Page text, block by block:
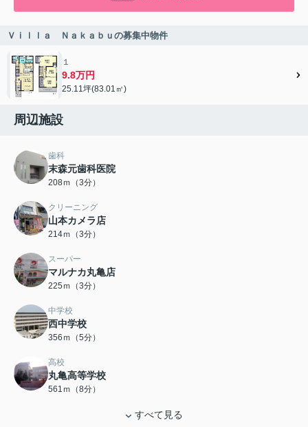
Ｖｉｌｌａ Ｎａｋａｂｕの募集中物件
１
9.8万円
25.11坪(83.01㎡)
周辺施設
歯科
末森元歯科医院
208ｍ（3分）
クリーニング
山本カメラ店
214ｍ（3分）
スーパー
マルナカ丸亀店
225ｍ（3分）
中学校
西中学校
356ｍ（5分）
高校
丸亀高等学校
561ｍ（8分）
すべて見る